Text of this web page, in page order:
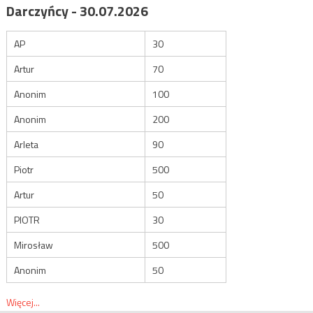
Darczyńcy - 30.07.2026
AP
30
Artur
70
Anonim
100
Anonim
200
Arleta
90
Piotr
500
Artur
50
PIOTR
30
Mirosław
500
Anonim
50
Więcej...